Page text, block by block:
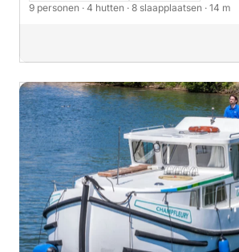
9 personen · 4 hutten · 8 slaapplaatsen · 14 m